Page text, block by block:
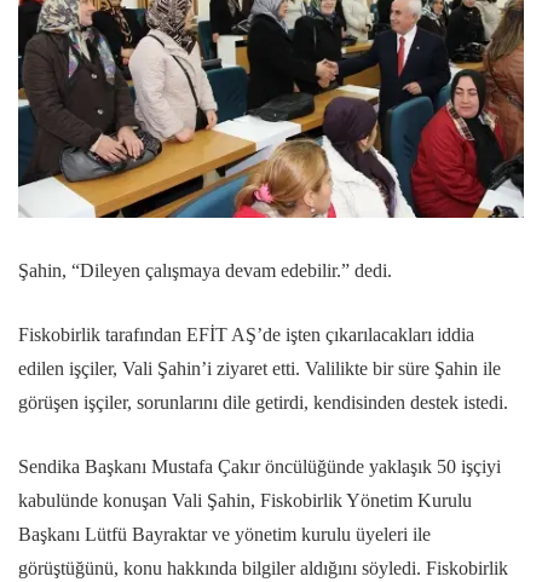
Şahin, “Dileyen çalışmaya devam edebilir.” dedi.
Fiskobirlik tarafından EFİT AŞ’de işten çıkarılacakları iddia
edilen işçiler, Vali Şahin’i ziyaret etti. Valilikte bir süre Şahin ile
görüşen işçiler, sorunlarını dile getirdi, kendisinden destek istedi.
Sendika Başkanı Mustafa Çakır öncülüğünde yaklaşık 50 işçiyi
kabulünde konuşan Vali Şahin, Fiskobirlik Yönetim Kurulu
Başkanı Lütfü Bayraktar ve yönetim kurulu üyeleri ile
görüştüğünü, konu hakkında bilgiler aldığını söyledi. Fiskobirlik